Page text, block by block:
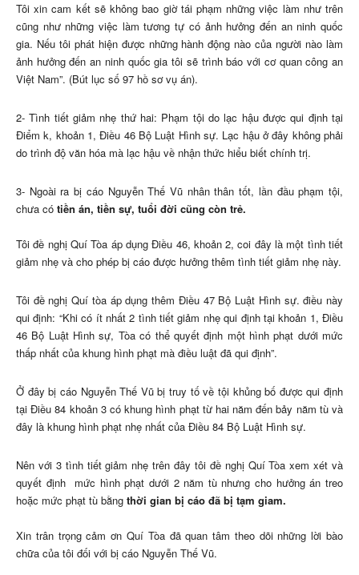
Tôi xin cam kết sẽ không bao giờ tái phạm những việc làm như trên
cũng như những việc làm tương tự có ảnh hưởng đến an ninh quốc
gia. Nếu tôi phát hiện được những hành động nào của người nào làm
ảnh hưởng đến an ninh quốc gia tôi sẽ trình báo với cơ quan công an
Việt Nam”. (Bút lục số 97 hồ sơ vụ án).
2- Tình tiết giảm nhẹ thứ hai: Phạm tội do lạc hậu được qui định tại
Điểm k, khoản 1, Điều 46 Bộ Luật Hình sự. Lạc hậu ở đây không phải
do trình độ văn hóa mà lạc hậu về nhận thức hiểu biết chính trị.
3- Ngoài ra bị cáo Nguyễn Thế Vũ nhân thân tốt, lần đầu phạm tội,
chưa có tiền án, tiền sự, tuổi đời cũng còn trẻ.
Tôi đề nghị Quí Tòa áp dụng Điều 46, khoản 2, coi đây là một tình tiết
giảm nhẹ và cho phép bị cáo được hưởng thêm tình tiết giảm nhẹ này.
Tôi đề nghị Quí tòa áp dụng thêm Điều 47 Bộ Luật Hình sự. điều này
qui định: “Khi có ít nhất 2 tình tiết giảm nhẹ qui định tại khoản 1, Điều
46 Bộ Luật Hình sự, Tòa có thể quyết định một hình phạt dưới mức
thấp nhất của khung hình phạt mà điều luật đã qui định”.
Ở đây bị cáo Nguyễn Thế Vũ bị truy tố về tội khủng bố được qui định
tại Điều 84 khoản 3 có khung hình phạt từ hai năm đến bảy năm tù và
đây là khung hình phạt nhẹ nhất của Điều 84 Bộ Luật Hình sự.
Nên với 3 tình tiết giảm nhẹ trên đây tôi đề nghị Quí Tòa xem xét và
quyết định mức hình phạt dưới 2 năm tù nhưng cho hưởng án treo
hoặc mức phạt tù bằng thời gian bị cáo đã bị tạm giam.
Xin trân trọng cảm ơn Quí Tòa đã quan tâm theo dõi những lời bào
chữa của tôi đối với bị cáo Nguyễn Thế Vũ.